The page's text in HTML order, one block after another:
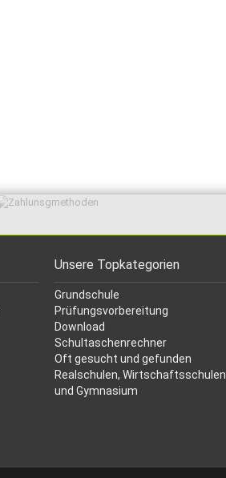
Unsere Topkategorien
Grundschule
Prüfungsvorbereitung
Download
Schultaschenrechner
Oft gesucht und gefunden
Realschulen, Wirtschaftsschulen
und Gymnasium